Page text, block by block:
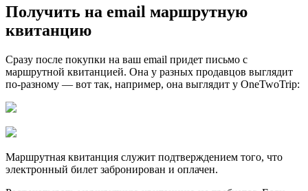
Получить на email маршрутную
квитанцию
Сразу после покупки на ваш email придет письмо с
маршрутной квитанцией. Она у разных продавцов выглядит
по-разному — вот так, например, она выглядит у OneTwoTrip:
Маршрутная квитанция служит подтверждением того, что
электронный билет забронирован и оплачен.